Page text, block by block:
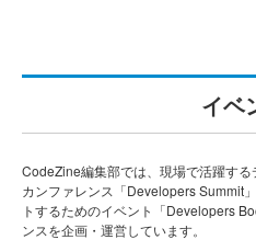
イベ
CodeZine編集部では、現場で活躍す
カンファレンス「Developers Summit
トするためのイベント「Developers
ンスを企画・運営しています。